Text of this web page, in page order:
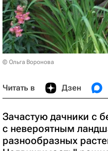
© Ольга Воронова
Читать в Дзен
Зачастую дачники с
с невероятным
разнообразных